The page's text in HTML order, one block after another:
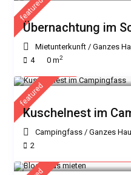
featured
Übernachtung im
Mietunterkunft /Ganzes
4
0 m2
featured
Kuschelnest im
Campingfass /Ganzes
2